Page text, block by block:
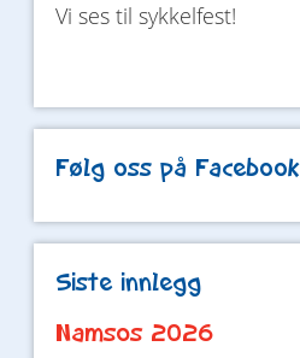
Vi ses til sykkelfest!
Følg oss på Facebook
Siste innlegg
Namsos 2026